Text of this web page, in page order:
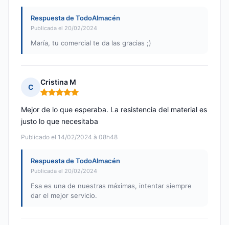
Respuesta de TodoAlmacén
Publicada el 20/02/2024
María, tu comercial te da las gracias ;)
C
Cristina M
Nota: 5 de 5
Publicado el 14/02/2024 à 08h48
Mejor de lo que esperaba. La resistencia del material es
justo lo que necesitaba
Respuesta de TodoAlmacén
Publicada el 20/02/2024
Esa es una de nuestras máximas, intentar siempre
dar el mejor servicio.